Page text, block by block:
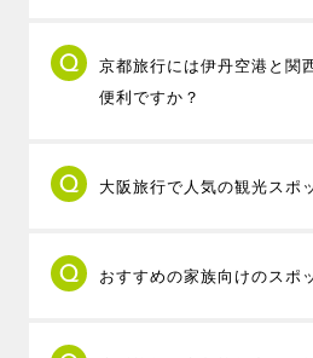
間（なんばまで970円、大阪駅ま
す。（詳しくは公式HPでご確認く
が、MY-TRIP会員特典として、
を全額ポイントで還元する
京都旅行には伊丹空港と関
便利ですか？
丹空港から京都駅までは直通リ
関西国際空港からは京都駅（八
スで約1時間半（2,800円）、
大阪旅行で人気の観光スポ
堀や、コテコテの大阪を感じる
ある海遊館や、名城と呼ばれる
おすすめの家族向けのスポ